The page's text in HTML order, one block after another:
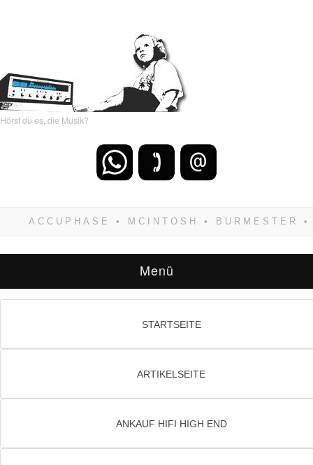
Hörst du es, die Musik?
zwangsläufig siegen! Und noch was: Hifi
Menü
STARTSEITE
ARTIKELSEITE
ANKAUF HIFI HIGH END